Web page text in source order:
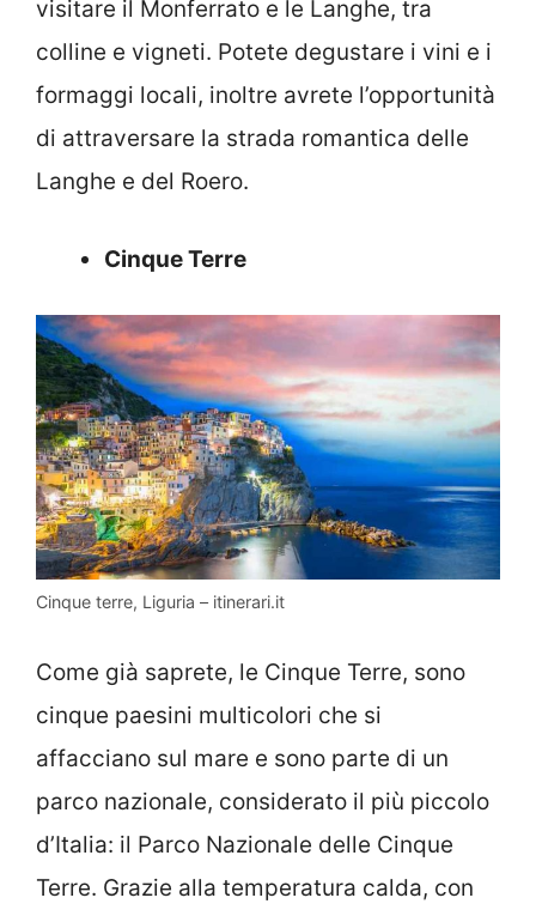
visitare il Monferrato e le Langhe, tra
colline e vigneti. Potete degustare i vini e i
formaggi locali, inoltre avrete l’opportunità
di attraversare la strada romantica delle
Langhe e del Roero.
Cinque Terre
Cinque terre, Liguria – itinerari.it
Come già saprete, le Cinque Terre, sono
cinque paesini multicolori che si
affacciano sul mare e sono parte di un
parco nazionale, considerato il più piccolo
d’Italia: il Parco Nazionale delle Cinque
Terre. Grazie alla temperatura calda, con